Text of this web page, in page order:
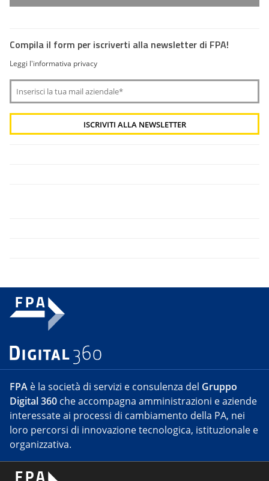
Compila il form per iscriverti alla newsletter di FPA!
Leggi l'informativa privacy
FPA è la società di servizi e consulenza del Gruppo
Digital 360 che accompagna amministrazioni e aziende
interessate ai processi di cambiamento della PA, nei
loro percorsi di innovazione tecnologica, istituzionale e
organizzativa.